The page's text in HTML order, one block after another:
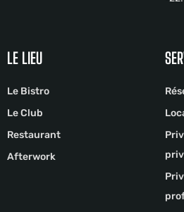
LE LIEU
Le Bistro
Le Club
Restaurant
Afterwork